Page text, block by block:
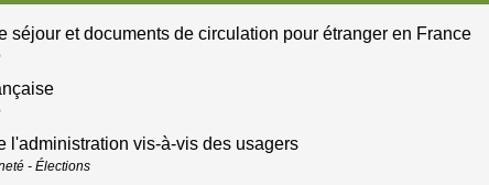
séjour et documents de circulation pour étranger en France
l'administration vis-à-vis des usagers
- Élections